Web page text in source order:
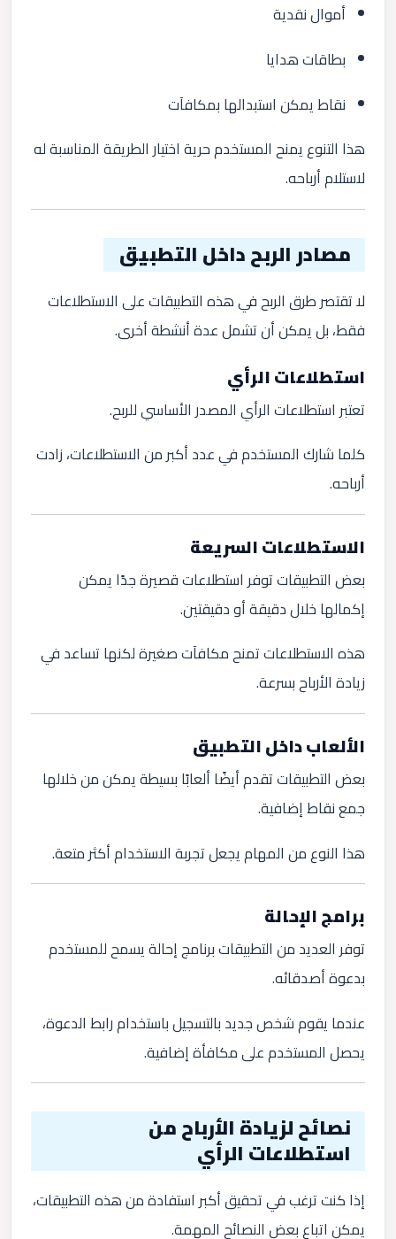
أموال نقدية
بطاقات هدايا
نقاط يمكن استبدالها بمكافآت
هذا التنوع يمنح المستخدم حرية اختيار الطريقة المناسبة له
لاستلام أرباحه.
مصادر الربح داخل التطبيق
لا تقتصر طرق الربح في هذه التطبيقات على الاستطلاعات
فقط، بل يمكن أن تشمل عدة أنشطة أخرى.
استطلاعات الرأي
تعتبر استطلاعات الرأي المصدر الأساسي للربح.
كلما شارك المستخدم في عدد أكبر من الاستطلاعات، زادت
أرباحه.
الاستطلاعات السريعة
بعض التطبيقات توفر استطلاعات قصيرة جدًا يمكن
إكمالها خلال دقيقة أو دقيقتين.
هذه الاستطلاعات تمنح مكافآت صغيرة لكنها تساعد في
زيادة الأرباح بسرعة.
الألعاب داخل التطبيق
بعض التطبيقات تقدم أيضًا ألعابًا بسيطة يمكن من خلالها
جمع نقاط إضافية.
هذا النوع من المهام يجعل تجربة الاستخدام أكثر متعة.
برامج الإحالة
توفر العديد من التطبيقات برنامج إحالة يسمح للمستخدم
بدعوة أصدقائه.
عندما يقوم شخص جديد بالتسجيل باستخدام رابط الدعوة،
يحصل المستخدم على مكافأة إضافية.
نصائح لزيادة الأرباح من
استطلاعات الرأي
إذا كنت ترغب في تحقيق أكبر استفادة من هذه التطبيقات،
يمكن اتباع بعض النصائح المهمة.